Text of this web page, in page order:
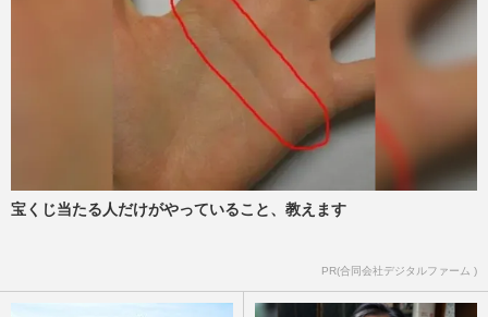
宝くじ当たる人だけがやっていること、教えます
PR(合同会社デジタルファーム )